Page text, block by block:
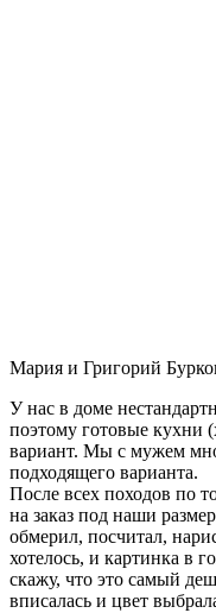
Мария и Григорий
У нас в доме
поэтому готовые кухни
вариант. Мы с мужем
подходящего варианта.
После всех походов по
на заказ под наши
обмерил, посчитал,
хотелось, и картинка в
скажу, что это самый
вписалась и цвет